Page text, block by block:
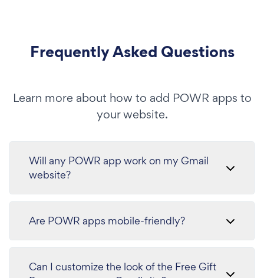
Frequently Asked Questions
Learn more about how to add POWR apps to
your website.
Will any POWR app work on my Gmail
website?
Are POWR apps mobile-friendly?
Can I customize the look of the Free Gift